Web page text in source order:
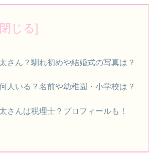
さん？馴れ初めや結婚式の写真は？
人いる？名前や幼稚園・小学校は？
さんは税理士？プロフィールも！